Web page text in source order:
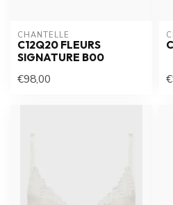
CHANTELLE
C12Q20 FLEURS
SIGNATURE B00
€98,00